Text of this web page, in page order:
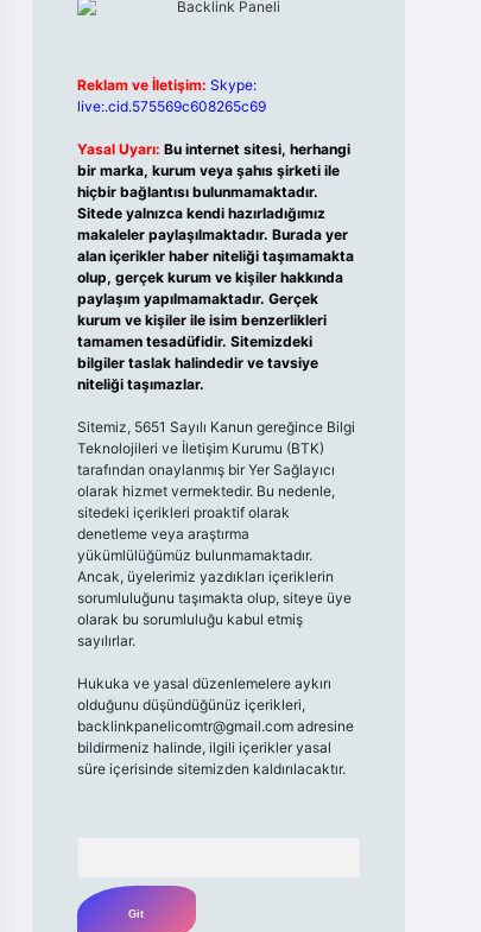
Reklam ve İletişim: Skype:
live:.cid.575569c608265c69
Yasal Uyarı: Bu internet sitesi, herhangi
bir marka, kurum veya şahıs şirketi ile
hiçbir bağlantısı bulunmamaktadır.
Sitede yalnızca kendi hazırladığımız
makaleler paylaşılmaktadır. Burada yer
alan içerikler haber niteliği taşımamakta
olup, gerçek kurum ve kişiler hakkında
paylaşım yapılmamaktadır. Gerçek
kurum ve kişiler ile isim benzerlikleri
tamamen tesadüfidir. Sitemizdeki
bilgiler taslak halindedir ve tavsiye
niteliği taşımazlar.
Sitemiz, 5651 Sayılı Kanun gereğince Bilgi
Teknolojileri ve İletişim Kurumu (BTK)
tarafından onaylanmış bir Yer Sağlayıcı
olarak hizmet vermektedir. Bu nedenle,
sitedeki içerikleri proaktif olarak
denetleme veya araştırma
yükümlülüğümüz bulunmamaktadır.
Ancak, üyelerimiz yazdıkları içeriklerin
sorumluluğunu taşımakta olup, siteye üye
olarak bu sorumluluğu kabul etmiş
sayılırlar.
Hukuka ve yasal düzenlemelere aykırı
olduğunu düşündüğünüz içerikleri,
backlinkpanelicomtr@gmail.comadresine
bildirmeniz halinde, ilgili içerikler yasal
süre içerisinde sitemizden kaldırılacaktır.